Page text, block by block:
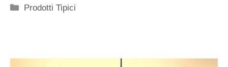
Categorie
Prodotti Tipici